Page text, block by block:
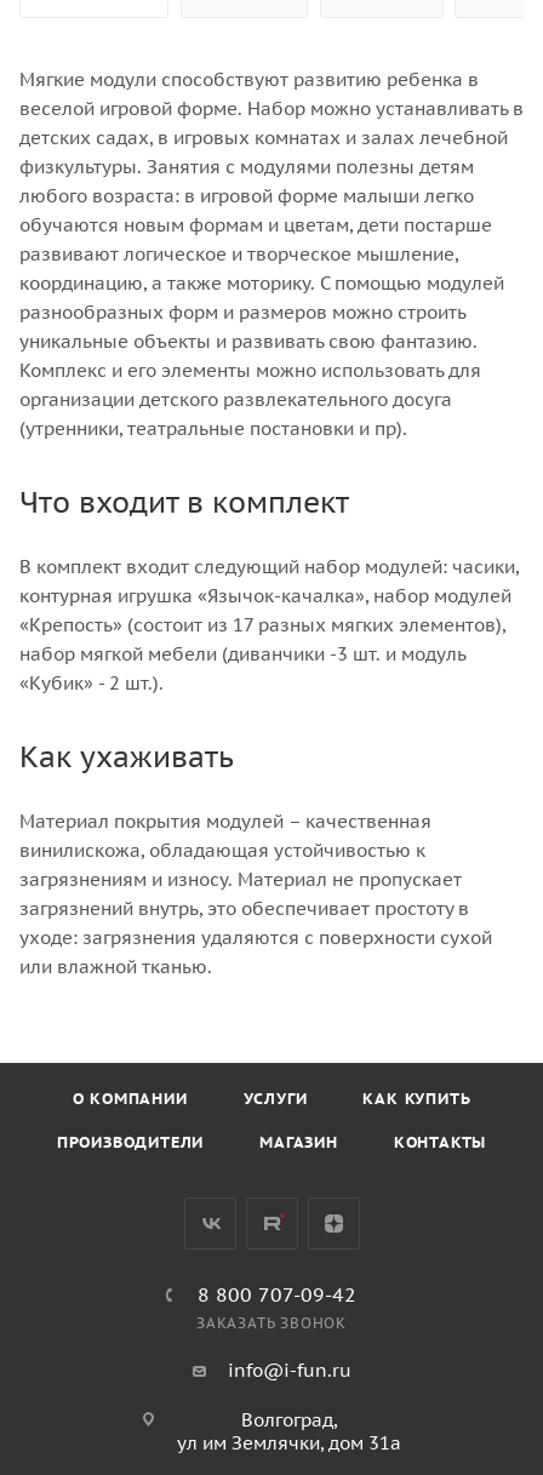
Мягкие модули способствуют развитию ребенка в
веселой игровой форме. Набор можно устанавливать в
детских садах, в игровых комнатах и залах лечебной
физкультуры. Занятия с модулями полезны детям
любого возраста: в игровой форме малыши легко
обучаются новым формам и цветам, дети постарше
развивают логическое и творческое мышление,
координацию, а также моторику. С помощью модулей
разнообразных форм и размеров можно строить
уникальные объекты и развивать свою фантазию.
Комплекс и его элементы можно использовать для
организации детского развлекательного досуга
(утренники, театральные постановки и пр).
Что входит в комплект
В комплект входит следующий набор модулей: часики,
контурная игрушка «Язычок-качалка», набор модулей
«Крепость» (состоит из 17 разных мягких элементов),
набор мягкой мебели (диванчики -3 шт. и модуль
«Кубик» - 2 шт.).
Как ухаживать
Материал покрытия модулей – качественная
винилискожа, обладающая устойчивостью к
загрязнениям и износу. Материал не пропускает
загрязнений внутрь, это обеспечивает простоту в
уходе: загрязнения удаляются с поверхности сухой
или влажной тканью.
О КОМПАНИИ УСЛУГИ КАК КУПИТЬ
ПРОИЗВОДИТЕЛИ МАГАЗИН КОНТАКТЫ
8 800 707-09-42
ЗАКАЗАТЬ ЗВОНОК
info@i-fun.ru
Волгоград,
ул им Землячки, дом 31а